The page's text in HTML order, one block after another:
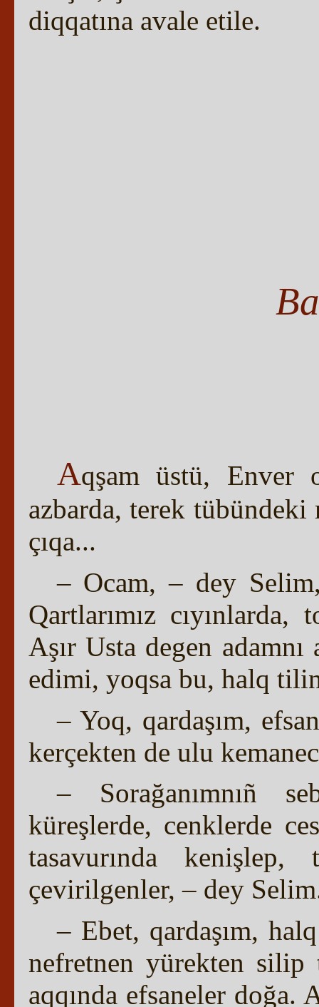
diqqatına avale etile.
Aqşam üstü, Enver
azbarda, terek tübündeki
çıqa...
– Ocam, – dey
Qartlarımız cıyınlarda,
Aşır Usta degen
edimi, yoqsa bu, halq
– Yoq, qardaşım,
kerçekten de ulu
– Sorağanımnıñ
küreşlerde, cenklerde
tasavurında kenişlep,
çevirilgenler, – dey
– Ebet, qardaşım,
nefretnen yürekten silip
aqqında efsaneler doğa.